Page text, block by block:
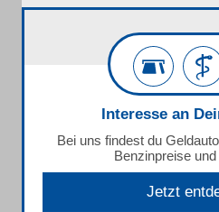
Interesse an
Bei uns findest du
Benzinpreise
Jetzt